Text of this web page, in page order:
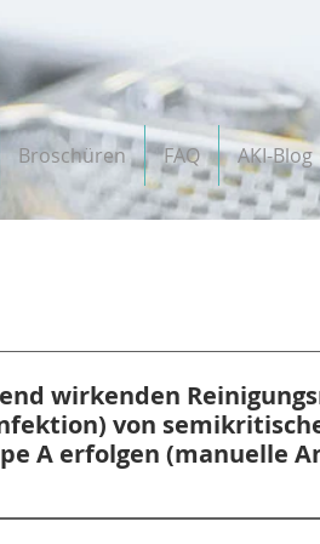
Broschüren FAQ AKI-Blog
wirkenden
von
A erfolgen (manuelle